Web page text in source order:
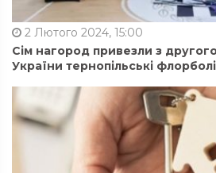
2 Лютого 2024, 15:00
Сім нагород привезли з
України тернопільські